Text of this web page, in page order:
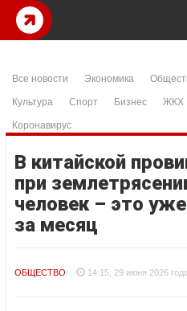
Все новости Экономика
Культура
Спорт Бизнес ЖКХ
Коронавирус
В китайской
при
человек – это
за месяц
ОБЩЕСТВО 14:15, 29 июня 2026 года